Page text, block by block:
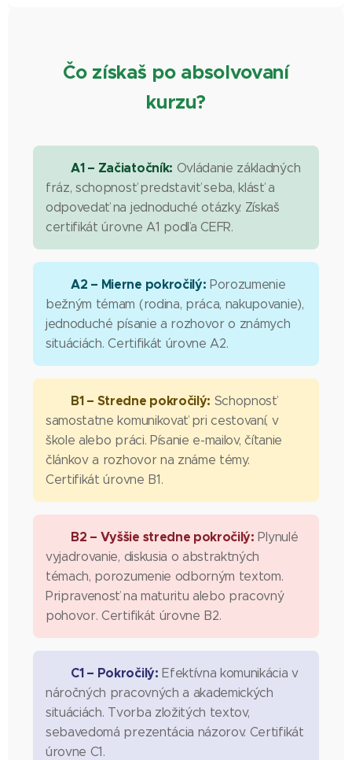
Čo získaš po absolvovaní
kurzu?
A1 – Začiatočník: Ovládanie základných
fráz, schopnosť predstaviť seba, klásť a
odpovedať na jednoduché otázky. Získaš
certifikát úrovne A1 podľa CEFR.
A2 – Mierne pokročilý: Porozumenie
bežným témam (rodina, práca, nakupovanie),
jednoduché písanie a rozhovor o známych
situáciách. Certifikát úrovne A2.
B1 – Stredne pokročilý: Schopnosť
samostatne komunikovať pri cestovaní, v
škole alebo práci. Písanie e-mailov, čítanie
článkov a rozhovor na známe témy.
Certifikát úrovne B1.
B2 – Vyššie stredne pokročilý: Plynulé
vyjadrovanie, diskusia o abstraktných
témach, porozumenie odborným textom.
Pripravenosť na maturitu alebo pracovný
pohovor. Certifikát úrovne B2.
C1 – Pokročilý: Efektívna komunikácia v
náročných pracovných a akademických
situáciách. Tvorba zložitých textov,
sebavedomá prezentácia názorov. Certifikát
úrovne C1.